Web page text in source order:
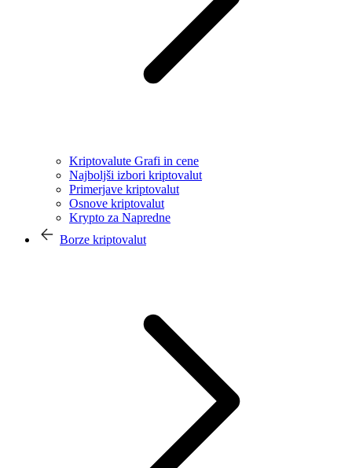
Kriptovalute Grafi in cene
Najboljši izbori kriptovalut
Primerjave kriptovalut
Osnove kriptovalut
Krypto za Napredne
Borze kriptovalut